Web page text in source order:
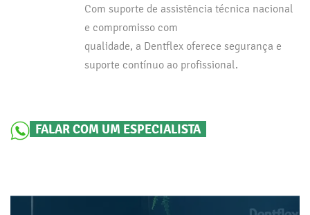
Com suporte de assistência técnica nacional
e compromisso com
qualidade, a Dentflex oferece segurança e
suporte contínuo ao profissional.
FALAR COM UM ESPECIALISTA